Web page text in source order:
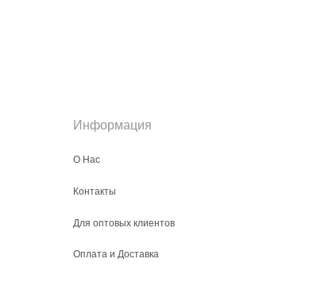
Информация
О Нас
Контакты
Для оптовых клиентов
Оплата и Доставка